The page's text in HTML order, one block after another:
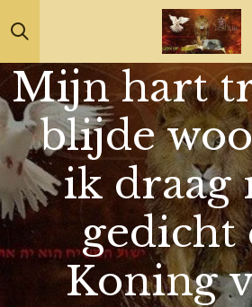
Ga
direct
naar
de
hoofdinhoud
Mijn hart
blijde
ik draag
gedicht
Koning